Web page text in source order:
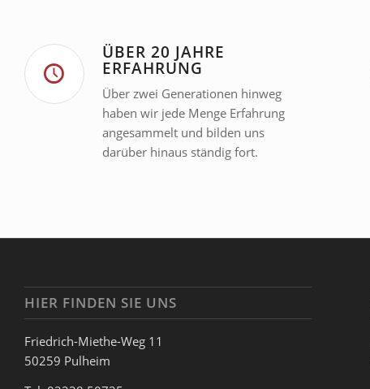
ÜBER 20 JAHRE
ERFAHRUNG
Über zwei Generationen hinweg
haben wir jede Menge Erfahrung
angesammelt und bilden uns
darüber hinaus ständig fort.
HIER FINDEN SIE UNS
Friedrich-Miethe-Weg 11
50259 Pulheim